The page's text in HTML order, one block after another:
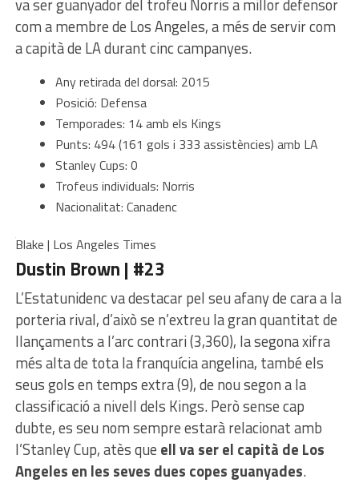
va ser guanyador del trofeu Norris a millor defensor
com a membre de Los Angeles, a més de servir com
a capità de LA durant cinc campanyes.
Any retirada del dorsal: 2015
Posició: Defensa
Temporades: 14 amb els Kings
Punts: 494 (161 gols i 333 assistències) amb LA
Stanley Cups: 0
Trofeus individuals: Norris
Nacionalitat: Canadenc
Blake | Los Angeles Times
Dustin Brown | #23
L’Estatunidenc va destacar pel seu afany de cara a la
porteria rival, d’això se n’extreu la gran quantitat de
llançaments a l’arc contrari (3,360), la segona xifra
més alta de tota la franquícia angelina, també els
seus gols en temps extra (9), de nou segon a la
classificació a nivell dels Kings. Però sense cap
dubte, es seu nom sempre estarà relacionat amb
l’Stanley Cup, atès que ell va ser el capità de Los
Angeles en les seves dues copes guanyades.